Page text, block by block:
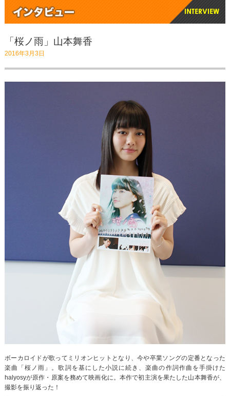
「桜ノ雨」山本舞香
2016年3月3日
ボーカロイドが歌ってミリオンヒットとなり、今や卒業ソングの定番となった
楽曲「桜ノ雨」。歌詞を基にした小説に続き、楽曲の作詞作曲を手掛けた
halyosyが原作・原案を務めて映画化に。本作で初主演を果たした山本舞香が、
撮影を振り返った！